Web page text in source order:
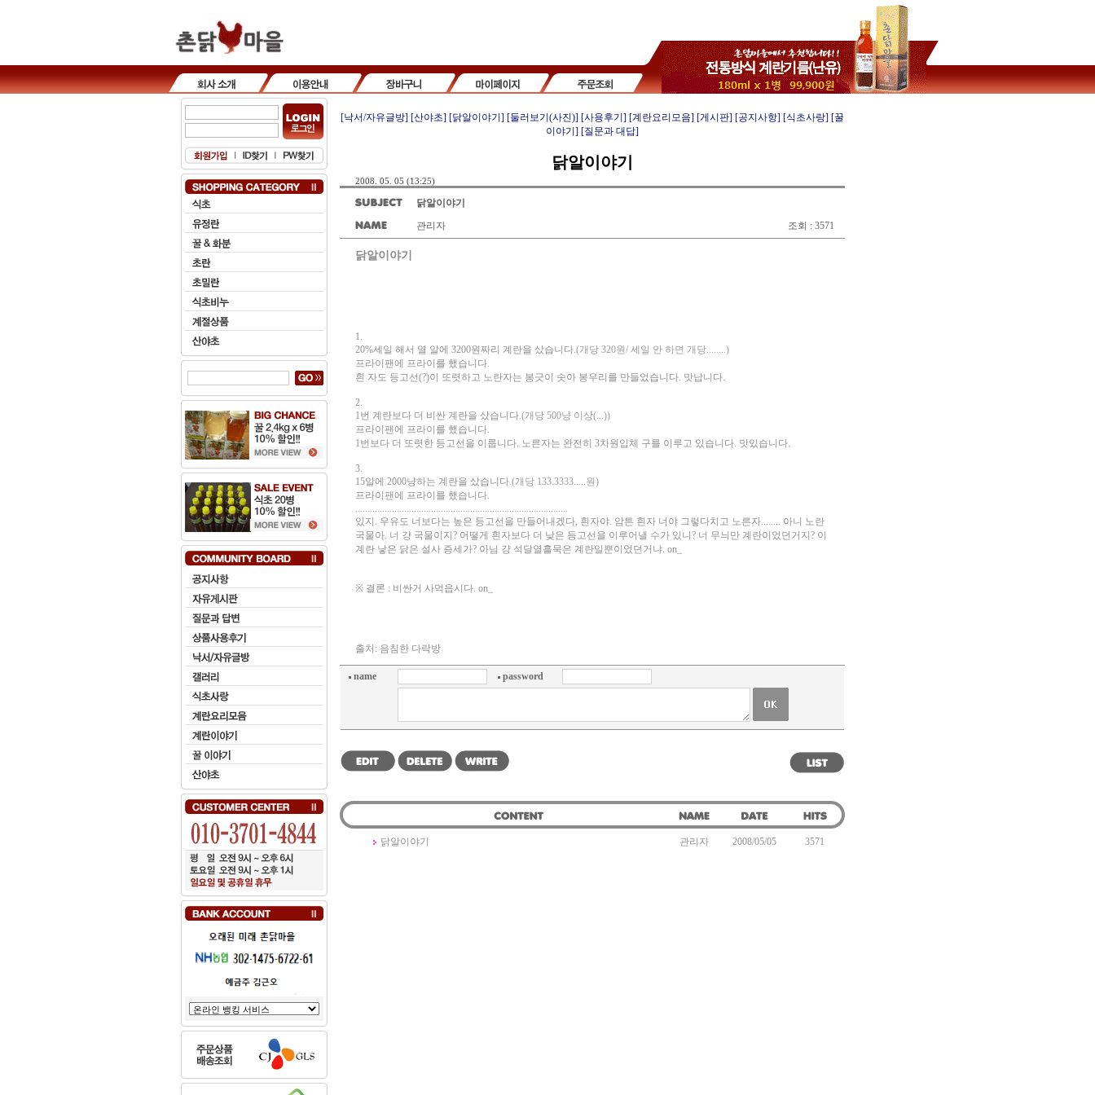
[낙서/자유글방] [산야초] [닭알이야기] [둘러보기(사진)] [사용후기] [계란요리모음] [게시판] [공지사항] [식초사랑] [꿀
이야기] [질문과 대답]
닭알이야기
2008. 05. 05 (13:25)
닭알이야기
관리자
조회 : 3571
닭알이야기
1.
20%세일 해서 열 알에 3200원짜리 계란을 샀습니다.(개당 320원/ 세일 안 하면 개당........)
프라이팬에 프라이를 했습니다.
흰 자도 등고선(?)이 또렷하고 노란자는 봉긋이 솟아 봉우리를 만들었습니다. 맛납니다.
2.
1번 계란보다 더 비싼 계란을 샀습니다.(개당 500냥 이상(...))
프라이팬에 프라이를 했습니다.
1번보다 더 또렷한 등고선을 이룹니다. 노른자는 완전히 3차원입체 구를 이루고 있습니다. 맛있습니다.
3.
15알에 2000냥하는 계란을 샀습니다.(개당 133.3333.....원)
프라이팬에 프라이를 했습니다.
.......................................................................................
있지. 우유도 너보다는 높은 등고선을 만들어내겠다, 흰자야. 암튼 흰자 너야 그렇다치고 노른자........ 아니 노란
국물아. 너 걍 국물이지? 어떻게 흰자보다 더 낮은 등고선을 이루어낼 수가 있니? 너 무늬만 계란이었던거지? 이
계란 낳은 닭은 설사 증세가? 아님 걍 석달열흘묵은 계란일뿐이었던거냐. on_
※ 결론 : 비싼거 사먹읍시다. on_
출처: 음침한 다락방
name password
닭알이야기 관리자 2008/05/05 3571